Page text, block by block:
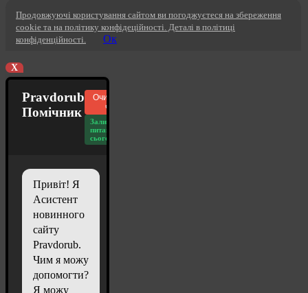
Продовжуючі користування сайтом ви погоджуєтеся на збереження
cookie та на політику конфідеційності. Деталі в політиці
конфіденційності.
Ок
X
Pravdorub
Помічник
Очистити
чат
Залишилось
питань
сьогодні: 20
Привіт! Я
Асистент
новинного
сайту
Pravdorub.
Чим я можу
допомогти?
Я можу